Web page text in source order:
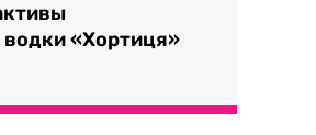
«Хортиця»